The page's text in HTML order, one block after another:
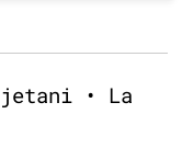
• La